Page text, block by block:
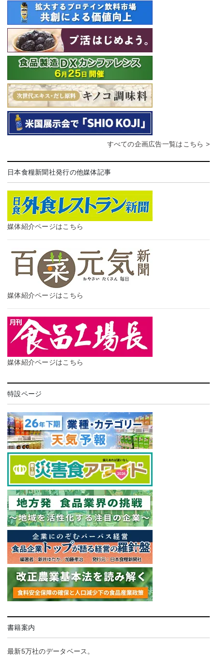
すべての企画広告一覧はこちら >
日本食糧新聞社発行の他媒体記事
媒体紹介ページはこちら
媒体紹介ページはこちら
媒体紹介ページはこちら
特設ページ
書籍案内
最新5万社のデータベース。